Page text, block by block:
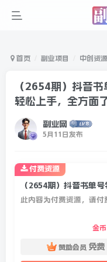
首页 副业项目 中创资源
（2654期）抖音
轻松上手，全方面
副业网
5月11日发布
此内容为付费资源，请付
金币
赞助会员 免费
付费资源